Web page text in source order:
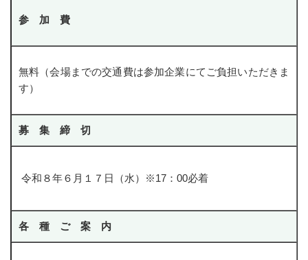
参 加 費
無料（会場までの交通費は参加企業にてご負担いただきま
す）
募 集 締 切
令和８年６月１７日（水）※17：00必着
各 種 ご 案 内